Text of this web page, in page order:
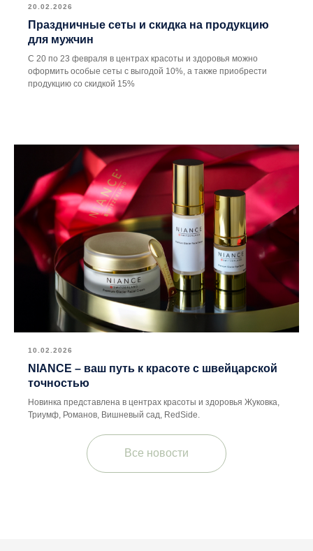
20.02.2026
Праздничные сеты и скидка на продукцию
для мужчин
С 20 по 23 февраля в центрах красоты и здоровья можно
оформить особые сеты с выгодой 10%, а также приобрести
продукцию со скидкой 15%
10.02.2026
NIANCE – ваш путь к красоте с швейцарской
точностью
Новинка представлена в центрах красоты и здоровья Жуковка,
Триумф, Романов, Вишневый сад, RedSide.
Все новости